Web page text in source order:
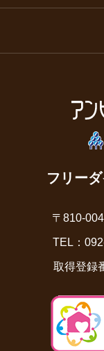
フリーダ
〒810-
TEL：
取得登録